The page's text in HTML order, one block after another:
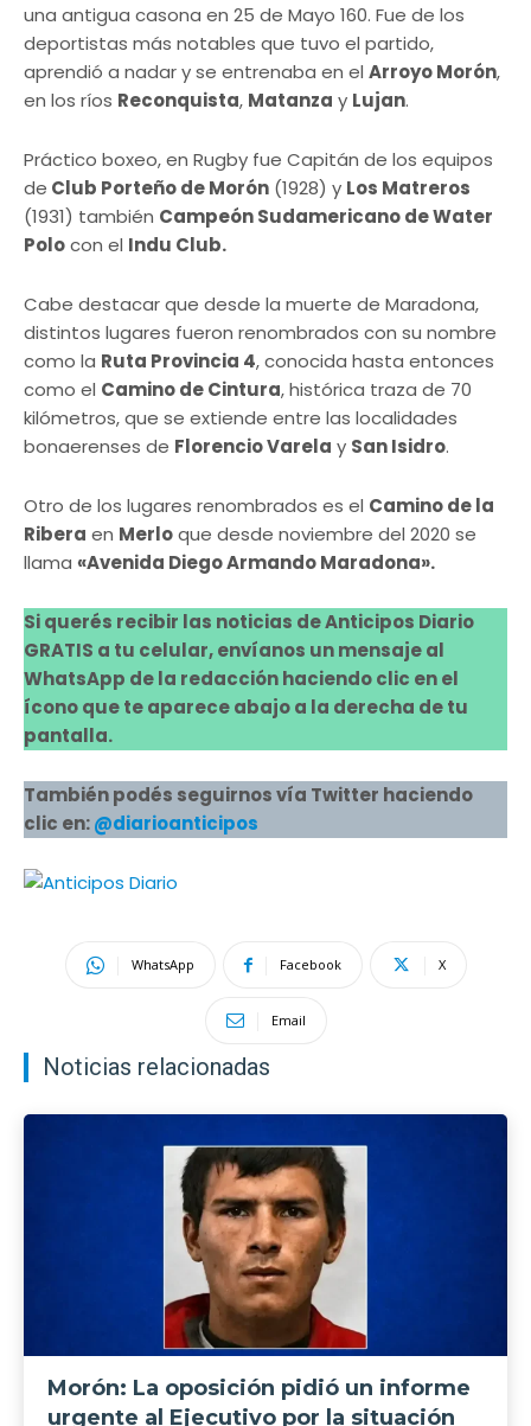
una antigua casona en 25 de Mayo 160. Fue de los
deportistas más notables que tuvo el partido,
aprendió a nadar y se entrenaba en el Arroyo Morón,
en los ríos Reconquista, Matanza y Lujan.
Práctico boxeo, en Rugby fue Capitán de los equipos
de Club Porteño de Morón (1928) y Los Matreros
(1931) también Campeón Sudamericano de Water
Polocon el Indu Club.
Cabe destacar que desde la muerte de Maradona,
distintos lugares fueron renombrados con su nombre
como la Ruta Provincia 4, conocida hasta entonces
como el Camino de Cintura, histórica traza de 70
kilómetros, que se extiende entre las localidades
bonaerenses de Florencio Varela y San Isidro.
Otro de los lugares renombrados es el Camino de la
Ribera en Merloque desde noviembre del 2020 se
llama «Avenida Diego Armando Maradona».
Si querés recibir las noticias de Anticipos Diario
GRATIS a tu celular, envíanos un mensaje al
WhatsApp de la redacción haciendo clic en el
ícono que te aparece abajo a la derecha de tu
pantalla.
También podés seguirnos vía Twitter haciendo
clic en:@diarioanticipos
WhatsApp Facebook X
Email
Noticias relacionadas
Morón: La oposición pidió un informe
urgente al Ejecutivo por la situación